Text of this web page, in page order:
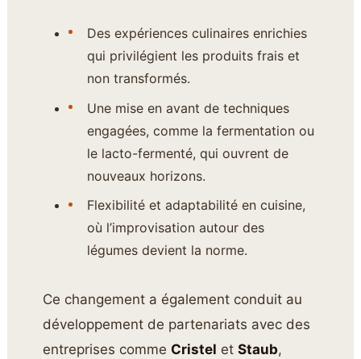
Des expériences culinaires enrichies
qui privilégient les produits frais et
non transformés.
Une mise en avant de techniques
engagées, comme la fermentation ou
le lacto-fermenté, qui ouvrent de
nouveaux horizons.
Flexibilité et adaptabilité en cuisine,
où l’improvisation autour des
légumes devient la norme.
Ce changement a également conduit au
développement de partenariats avec des
entreprises comme Cristel etStaub,